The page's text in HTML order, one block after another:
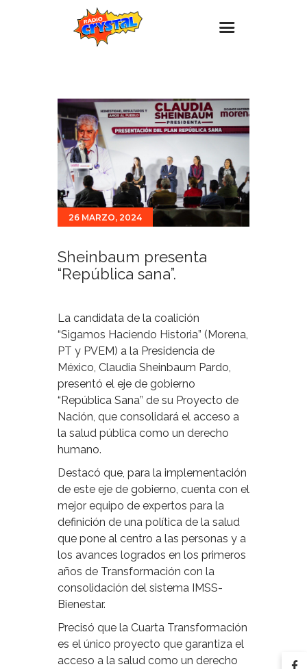
Estaciones
Eventos
Promociones
Noticias
Para ti
Contacto
26 MARZO, 2024
Sheinbaum presenta
“República sana”.
La candidata de la coalición
“Sigamos Haciendo Historia” (Morena,
PT y PVEM) a la Presidencia de
México, Claudia Sheinbaum Pardo,
presentó el eje de gobierno
“República Sana” de su Proyecto de
Nación, que consolidará el acceso a
la salud pública como un derecho
humano.
Destacó que, para la implementación
de este eje de gobierno, cuenta con el
mejor equipo de expertos para la
definición de una política de la salud
que pone al centro a las personas y a
los avances logrados en los primeros
años de Transformación con la
consolidación del sistema IMSS-
Bienestar.
Precisó que la Cuarta Transformación
es el único proyecto que garantiza el
acceso a la salud como un derecho